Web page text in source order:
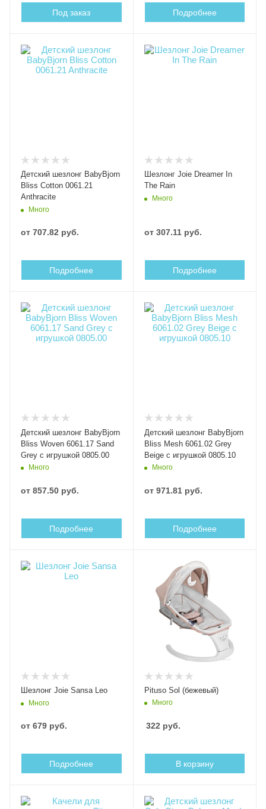
Под заказ Подробнее
Детский шезлонг BabyBjorn
Bliss Cotton 0061.21
Anthracite
Много
от 707.82 руб.
Подробнее
Шезлонг Joie Dreamer In
The Rain
Много
от 307.11 руб.
Подробнее
Детский шезлонг BabyBjorn
Bliss Woven 6061.17 Sand
Grey с игрушкой 0805.00
Много
от 857.50 руб.
Подробнее
Детский шезлонг BabyBjorn
Bliss Mesh 6061.02 Grey
Beige с игрушкой 0805.10
Много
от 971.81 руб.
Подробнее
Шезлонг Joie Sansa Leo
Много
от 679 руб.
Подробнее
Pituso Sol (бежевый)
Много
322 руб.
В корзину